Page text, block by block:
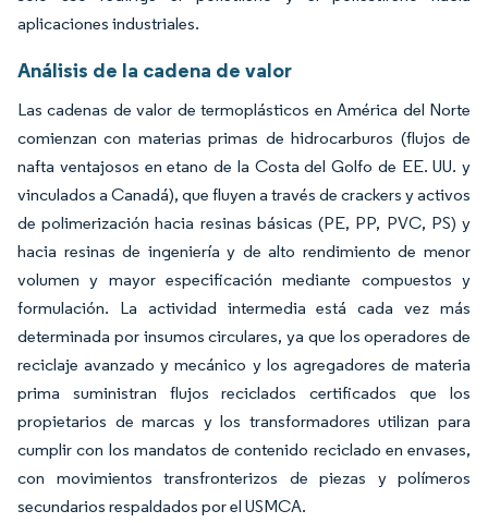
aplicaciones industriales.
Análisis de la cadena de valor
Las cadenas de valor de termoplásticos en América del Norte
comienzan con materias primas de hidrocarburos (flujos de
nafta ventajosos en etano de la Costa del Golfo de EE. UU. y
vinculados a Canadá), que fluyen a través de crackers y activos
de polimerización hacia resinas básicas (PE, PP, PVC, PS) y
hacia resinas de ingeniería y de alto rendimiento de menor
volumen y mayor especificación mediante compuestos y
formulación. La actividad intermedia está cada vez más
determinada por insumos circulares, ya que los operadores de
reciclaje avanzado y mecánico y los agregadores de materia
prima suministran flujos reciclados certificados que los
propietarios de marcas y los transformadores utilizan para
cumplir con los mandatos de contenido reciclado en envases,
con movimientos transfronterizos de piezas y polímeros
secundarios respaldados por el USMCA.